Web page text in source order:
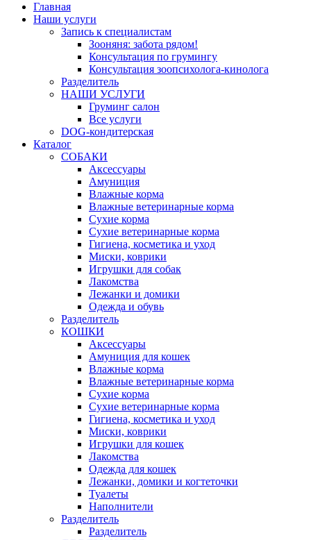
Главная
Наши услуги
Запись к специалистам
Зооняня: забота рядом!
Консультация по грумингу
Консультация зоопсихолога-кинолога
Pазделитель
НАШИ УСЛУГИ
Груминг салон
Все услуги
DOG-кондитерская
Каталог
СОБАКИ
Аксессуары
Амуниция
Влажные корма
Влажные ветеринарные корма
Сухие корма
Сухие ветеринарные корма
Гигиена, косметика и уход
Миски, коврики
Игрушки для собак
Лакомства
Лежанки и домики
Одежда и обувь
Разделитель
КОШКИ
Аксессуары
Амуниция для кошек
Влажные корма
Влажные ветеринарные корма
Сухие корма
Сухие ветеринарные корма
Гигиена, косметика и уход
Миски, коврики
Игрушки для кошек
Лакомства
Одежда для кошек
Лежанки, домики и когтеточки
Туалеты
Наполнители
Pазделитель
Разделитель